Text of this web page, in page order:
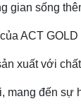
gian sống
ACT
xuất với
mang đến sự